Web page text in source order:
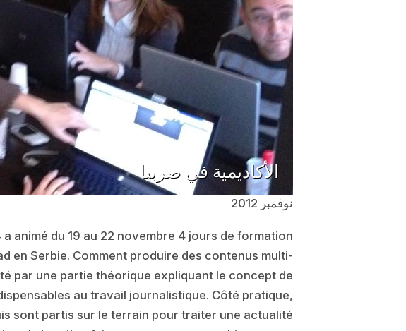
الأكاديمية في صربيا
نوفمبر 2012
animé du 19 au 22 novembre 4 jours de formation
en Serbie. Comment produire des contenus multi-
par une partie théorique expliquant le concept de
au travail journalistique. Côté pratique,
sont partis sur le terrain pour traiter une actualité